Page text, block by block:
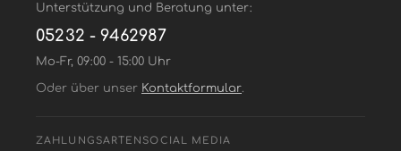
Unterstützung und Beratung unter:
05232 - 9462987
Mo-Fr, 09:00 - 15:00 Uhr
Oder über unser Kontaktformular.
ZAHLUNGSARTEN SOCIAL MEDIA